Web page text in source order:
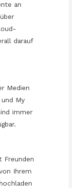
an
darauf
Medien
My
immer
Freunden
Ihrem